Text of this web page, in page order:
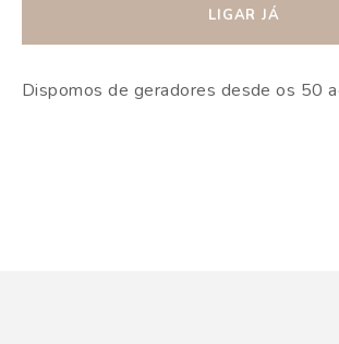
LIGAR JÁ
Dispomos de geradores desde os 50